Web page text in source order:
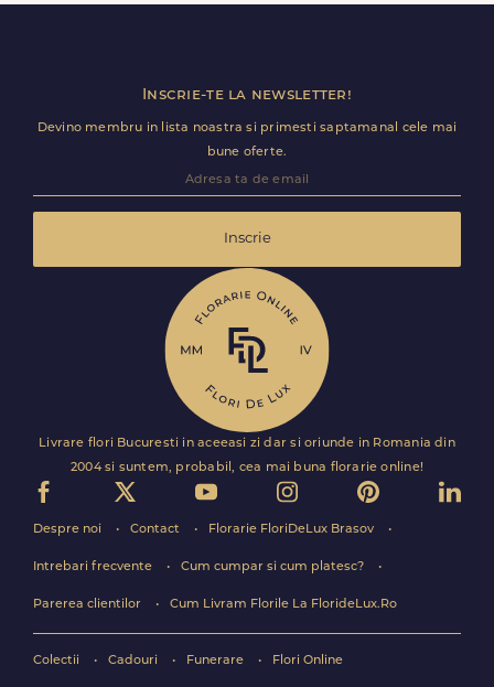
Florile sunt livrate rapid, direct de curierii nostri proprii.
Inscrie-te la newsletter!
Devino membru in lista noastra si primesti saptamanal cele mai
bune oferte.
Inscrie
Livrare flori Bucuresti in aceeasi zi dar si oriunde in Romania din
2004 si suntem, probabil, cea mai buna florarie online!
Despre noi Contact Florarie FloriDeLux Brasov
Intrebari frecvente Cum cumpar si cum platesc?
Parerea clientilor Cum Livram Florile La FlorideLux.Ro
Colectii Cadouri Funerare Flori Online